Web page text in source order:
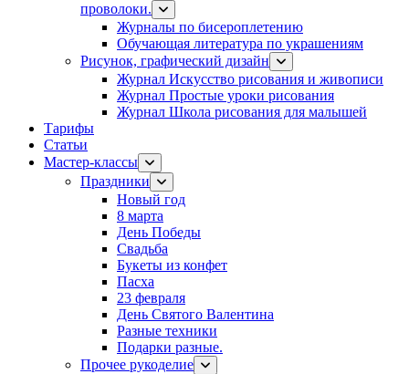
проволоки.
Журналы по бисероплетению
Обучающая литература по украшениям
Рисунок, графический дизайн
Журнал Искусство рисования и живописи
Журнал Простые уроки рисования
Журнал Школа рисования для малышей
Тарифы
Статьи
Мастер-классы
Праздники
Новый год
8 марта
День Победы
Свадьба
Букеты из конфет
Пасха
23 февраля
День Святого Валентина
Разные техники
Подарки разные.
Прочее рукоделие